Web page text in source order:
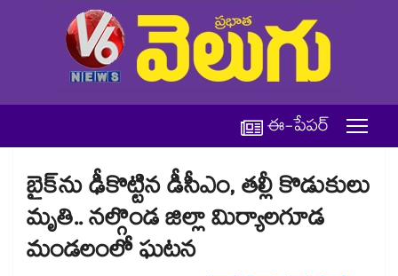
ఈ-పేపర్
బైక్‌‌‌‌‌‌‌‌ను ఢీకొట్టిన డీసీఎం, తల్లీ కొడుకులు
మృతి.. నల్గొండ జిల్లా మిర్యాలగూడ
మండలంలో ఘటన